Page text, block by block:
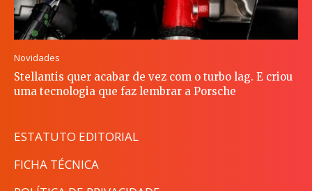
Novidades
Stellantis quer acabar de vez com o turbo lag. E criou
uma tecnologia que faz lembrar a Porsche
ESTATUTO EDITORIAL
FICHA TÉCNICA